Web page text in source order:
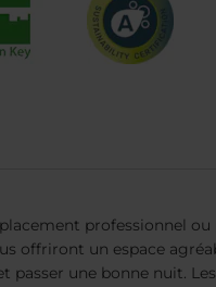
professionnel ou
offriront un espace
passer une bonne nuit.